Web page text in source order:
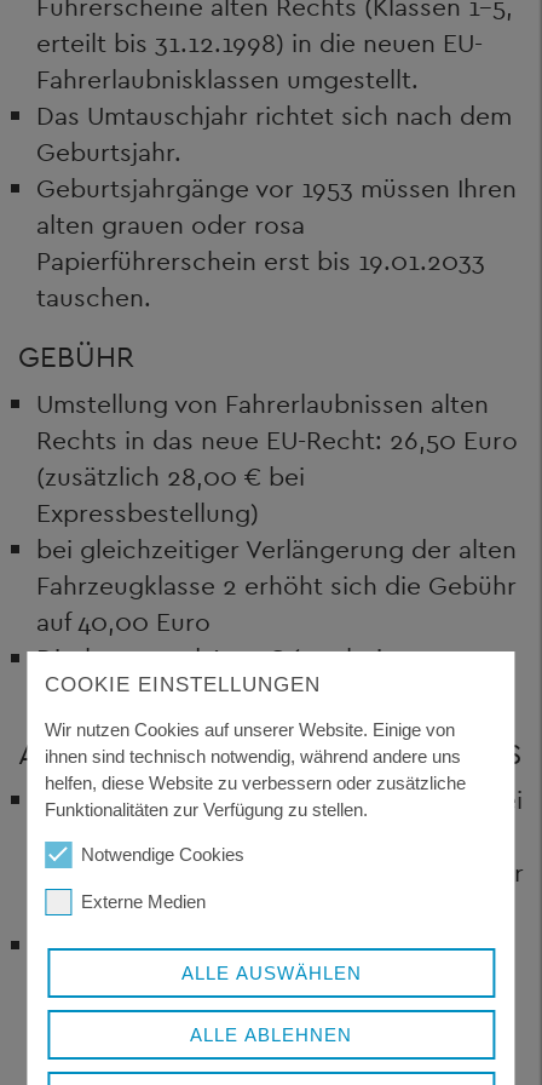
Führerscheine alten Rechts (Klassen 1-5,
erteilt bis 31.12.1998) in die neuen EU-
Fahrerlaubnisklassen umgestellt.
Das Umtauschjahr richtet sich nach dem
Geburtsjahr.
Geburtsjahrgänge vor 1953 müssen Ihren
alten grauen oder rosa
Papierführerschein erst bis 19.01.2033
tauschen.
GEBÜHR
Umstellung von Fahrerlaubnissen alten
Rechts in das neue EU-Recht: 26,50 Euro
(zusätzlich 28,00 € bei
Expressbestellung)
bei gleichzeitiger Verlängerung der alten
Fahrzeugklasse 2 erhöht sich die Gebühr
auf 40,00 Euro
Direktversand 6,50 € (nur bei
persönlicher Antragsabgabe)
ABHOLUNG DES EU-FÜHRERSCHEINS
Sobald der Scheckkartenführerschein bei
der Fahrerlaubnisbehörde vorliegt,
werden Sie umgehend schriftlich darüber
informiert.
Die Abholung kann über eine
bevollmächtigte Person erfolgen, sofern
eine entsprechende Vollmacht (siehe
Randbox) vorliegt und sich die
COOKIE EINSTELLUNGEN
Wir nutzen Cookies auf unserer Website. Einige von
ihnen sind technisch notwendig, während andere uns
helfen, diese Website zu verbessern oder zusätzliche
Funktionalitäten zur Verfügung zu stellen.
Notwendige Cookies
Externe Medien
ALLE AUSWÄHLEN
ALLE ABLEHNEN